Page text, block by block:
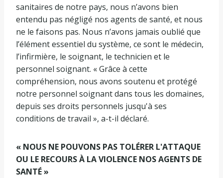
sanitaires de notre pays, nous n’avons bien
entendu pas négligé nos agents de santé, et nous
ne le faisons pas. Nous n’avons jamais oublié que
l’élément essentiel du système, ce sont le médecin,
l’infirmière, le soignant, le technicien et le
personnel soignant. « Grâce à cette
compréhension, nous avons soutenu et protégé
notre personnel soignant dans tous les domaines,
depuis ses droits personnels jusqu'à ses
conditions de travail », a-t-il déclaré.
« NOUS NE POUVONS PAS TOLÉRER L'ATTAQUE
OU LE RECOURS À LA VIOLENCE NOS AGENTS DE
SANTÉ »